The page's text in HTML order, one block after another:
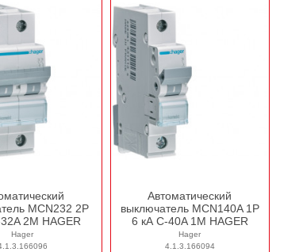
MCN232 2P
2M HAGER
Hager
Автоматический
выключатель MCN140A 1P
6 кА C-40A 1M HAGER
Hager
4.1.3.166094